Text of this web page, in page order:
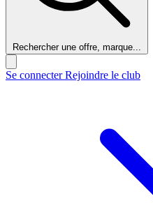
Rechercher une offre, marque...
Se connecterRejoindre le club